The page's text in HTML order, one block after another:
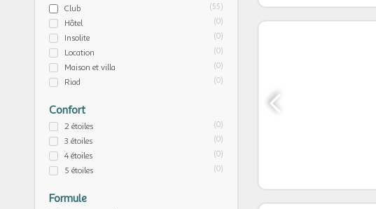
Club (55)
Hôtel (0)
Insolite (0)
Location (0)
Maison et villa (0)
Riad (0)
Confort
2 étoiles (0)
3 étoiles (0)
4 étoiles (0)
5 étoiles (0)
Formule